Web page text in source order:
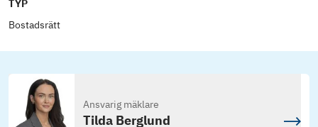
TYP
Bostadsrätt
Ansvarig mäklare
Tilda Berglund